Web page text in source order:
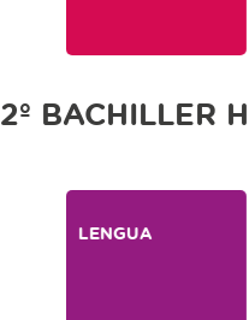
2º BACHILLER
LENGUA